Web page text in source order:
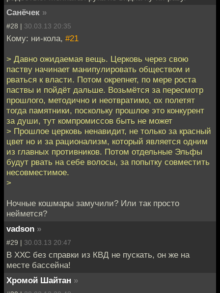
Санёчек »
#28 | 30.03.13 20:35
Кому: ни-кола, #21
> Давно ожидаемая вещь. Церковь через свою
паству начинает манипулировать обществом и
рваться к власти. Потом окрепнет, по мере роста
паствы и пойдёт дальше. Возьмётся за пересмотр
прошлого, методично и неотвратимо, ох полетят
тогда памятники, поскольку прошлое это конкурент
за души, тут компромиссов быть не может
> Прошлое церковь ненавидит, не только за красный
цвет но и за рационализм, который является одним
из главных противников. Потом отдельные Эльфы
будут рвать на себе волосы, за попытку совместить
несовместимое.
>
Ночные кошмары замучили? Или так просто
неймется?
vadson »
#29 | 30.03.13 20:47
В ХХС без справки из КВД не пускать, он же на
месте бассейна!
Хромой Шайтан »